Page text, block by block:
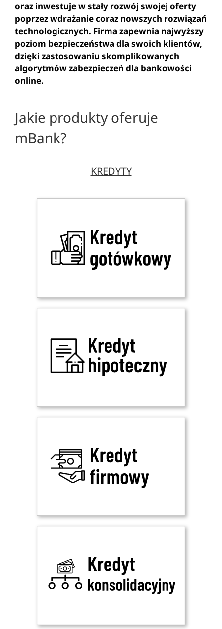
oraz inwestuje w stały rozwój swojej oferty
poprzez wdrażanie coraz nowszych rozwiązań
technologicznych. Firma zapewnia najwyższy
poziom bezpieczeństwa dla swoich klientów,
dzięki zastosowaniu skomplikowanych
algorytmów zabezpieczeń dla bankowości
online.
Jakie produkty oferuje
mBank?
KREDYTY